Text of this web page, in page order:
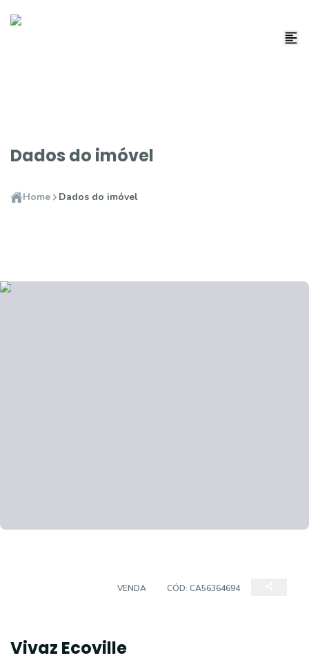
Dados do imóvel
Home Dados do imóvel
VENDA CÓD: CA56364694
Vivaz Ecoville